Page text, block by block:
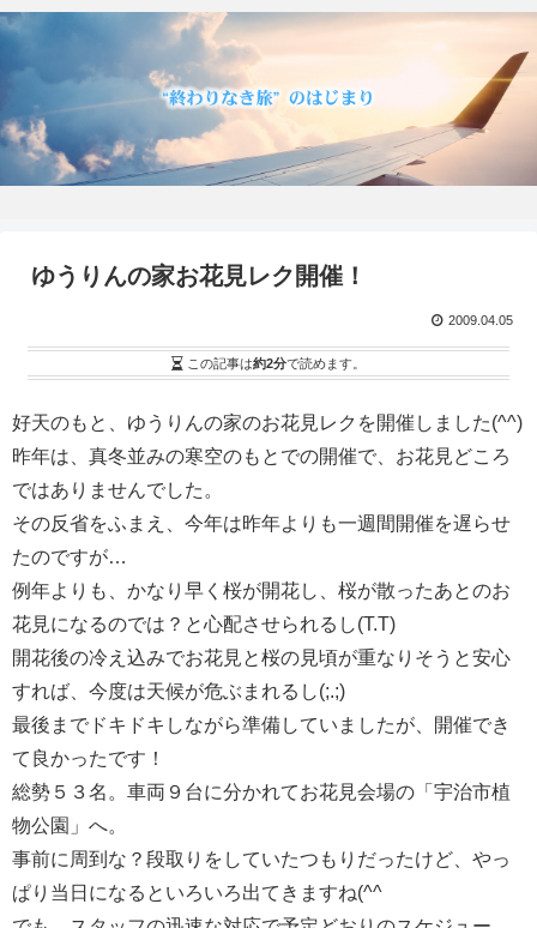
ゆうりんの家お花見レク開催！
2009.04.05
この記事は約2分で読めます。
好天のもと、ゆうりんの家のお花見レクを開催しました(^^)
昨年は、真冬並みの寒空のもとでの開催で、お花見どころ
ではありませんでした。
その反省をふまえ、今年は昨年よりも一週間開催を遅らせ
たのですが…
例年よりも、かなり早く桜が開花し、桜が散ったあとのお
花見になるのでは？と心配させられるし(T.T)
開花後の冷え込みでお花見と桜の見頃が重なりそうと安心
すれば、今度は天候が危ぶまれるし(;.;)
最後までドキドキしながら準備していましたが、開催でき
て良かったです！
総勢５３名。車両９台に分かれてお花見会場の「宇治市植
物公園」へ。
事前に周到な？段取りをしていたつもりだったけど、やっ
ぱり当日になるといろいろ出てきますね(^^ゞ